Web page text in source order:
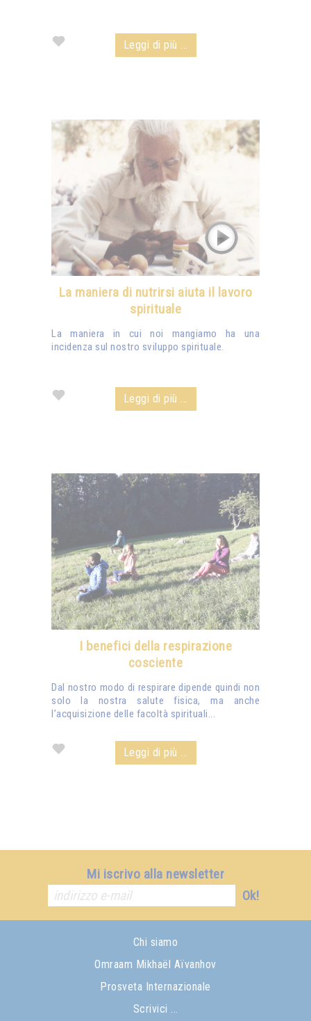
Leggi di più ...
La maniera di nutrirsi aiuta il lavoro
spirituale
La maniera in cui noi mangiamo ha una
incidenza sul nostro sviluppo spirituale.
Leggi di più ...
I benefici della respirazione
cosciente
Dal nostro modo di respirare dipende quindi non
solo la nostra salute fisica, ma anche
l’acquisizione delle facoltà spirituali...
Leggi di più ...
Mi iscrivo alla newsletter
Ok!
Chi siamo
Omraam Mikhaël Aïvanhov
Prosveta Internazionale
Scrivici ...